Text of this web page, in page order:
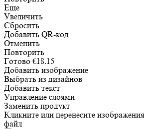
Еще
Увеличить
Сбросить
Добавить QR-код
Отменить
Повторить
Готово €18.15
Добавить изображение
Выбрать из дизайнов
Добавить текст
Управление слоями
Заменить продукт
Кликните или перенесите
файл